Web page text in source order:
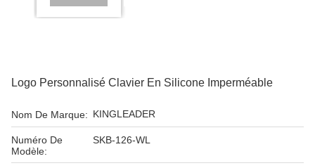
Logo Personnalisé Clavier En Silicone Imperméable
Nom De Marque: KINGLEADER
Numéro De
Modèle:
SKB-126-WL